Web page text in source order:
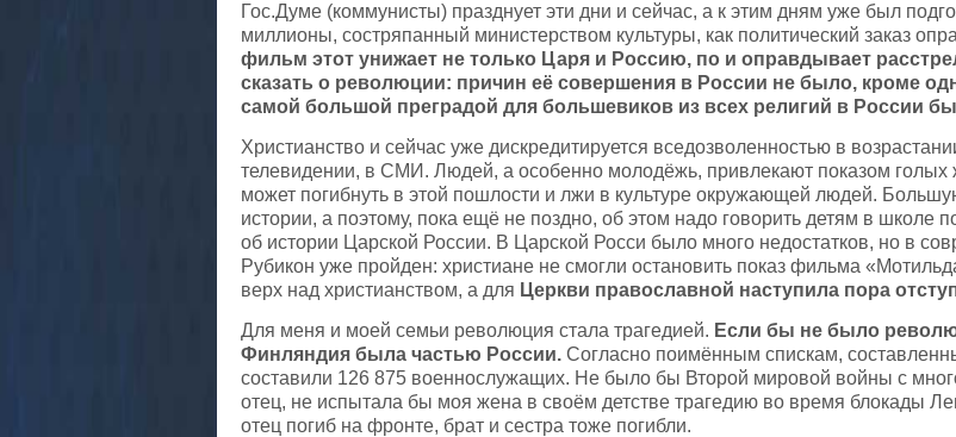
Гос.Думе (коммунисты) празднует эти дни и сейчас, а к этим дням уже был
миллионы, состряпанный министерством культуры, как политический заказ
фильм этот унижает не только Царя и Россию, по и оправдывает
сказать о революции: причин её совершения в России не было, кроме
самой большой преградой для большевиков из всех религий в России
Христианство и сейчас уже дискредитируется вседозволенностью в
телевидении, в СМИ. Людей, а особенно молодёжь, привлекают показом
может погибнуть в этой пошлости и лжи в культуре окружающей людей.
истории, а поэтому, пока ещё не поздно, об этом надо говорить детям в школе
об истории Царской России. В Царской Росси было много недостатков, но в
Рубикон уже пройден: христиане не смогли остановить показ фильма
верх над христианством, а для Церкви православной наступила пора
Для меня и моей семьи революция стала трагедией. Если бы не было
Финляндия была частью России. Согласно поимённым спискам,
составили 126 875 военнослужащих. Не было бы Второй мировой войны с
отец, не испытала бы моя жена в своём детстве трагедию во время блокады
отец погиб на фронте, брат и сестра тоже погибли.